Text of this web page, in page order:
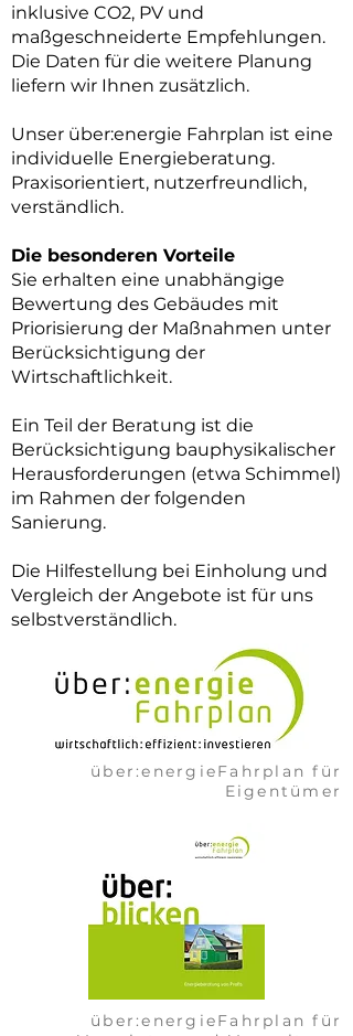
inklusive CO2, PV und
maßgeschneiderte Empfehlungen.
Die Daten für die weitere Planung
liefern wir Ihnen zusätzlich.
Unser über:energie Fahrplan ist eine
individuelle Energieberatung.
Praxisorientiert, nutzerfreundlich,
verständlich.
Die besonderen Vorteile
Sie erhalten eine unabhängige
Bewertung des Gebäudes mit
Priorisierung der Maßnahmen unter
Berücksichtigung der
Wirtschaftlichkeit.
Ein Teil der Beratung ist die
Berücksichtigung bauphysikalischer
Herausforderungen (etwa Schimmel)
im Rahmen der folgenden
Sanierung.
Die Hilfestellung bei Einholung und
Vergleich der Angebote ist für uns
selbstverständlich.
über:energieFahrplan für
Eigentümer
über:energieFahrplan für